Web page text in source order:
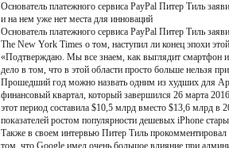
Основатель платежного сервиса PayPal Питер Тиль
и на нем уже нет места для инноваций
Основатель платежного сервиса PayPal Питер Тиль
The New York Times о том, наступил ли конец эпохи
«Подтверждаю. Мы все знаем, как выглядит смартфон
дело в том, что в этой области просто больше нельзя
Прошедший год можно назвать одним из худших для
финансовый квартал, который завершился 26 марта
этот период составила $10,5 млрд вместо $13,6 млрд
показателей ростом популярности дешевых iPhone
Также в своем интервью Питер Тиль